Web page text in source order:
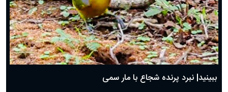
ببینید| نبرد پرنده شجاع با مار سمی